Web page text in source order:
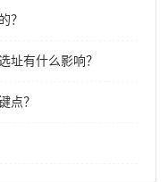
？
址有什么影响？
点？